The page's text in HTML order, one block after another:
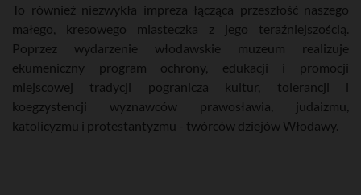
To również niezwykła impreza łącząca przeszłość naszego
małego, kresowego miasteczka z jego teraźniejszością.
Poprzez wydarzenie włodawskie muzeum realizuje
ekumeniczny program ochrony, edukacji i promocji
miejscowej tradycji pogranicza kultur, tolerancji i
koegzystencji wyznawców prawosławia, judaizmu,
katolicyzmu i protestantyzmu - twórców dziejów Włodawy.